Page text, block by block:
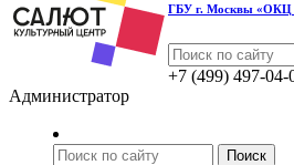
ГБУ г. Москвы
+7 (499) 497-04-
Администратор